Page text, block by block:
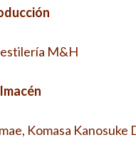
M&H
Komasa Kanosuke